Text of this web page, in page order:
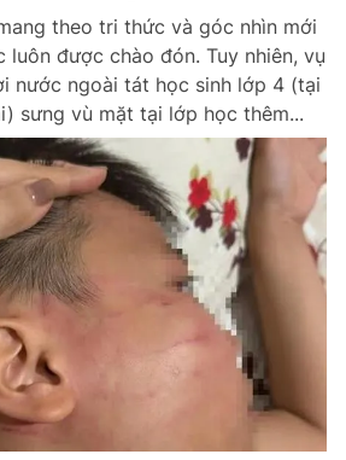
theo tri thức và góc nhìn mới
luôn được chào đón. Tuy nhiên, vụ
nước ngoài tát học sinh lớp 4 (tại
sưng vù mặt tại lớp học thêm...